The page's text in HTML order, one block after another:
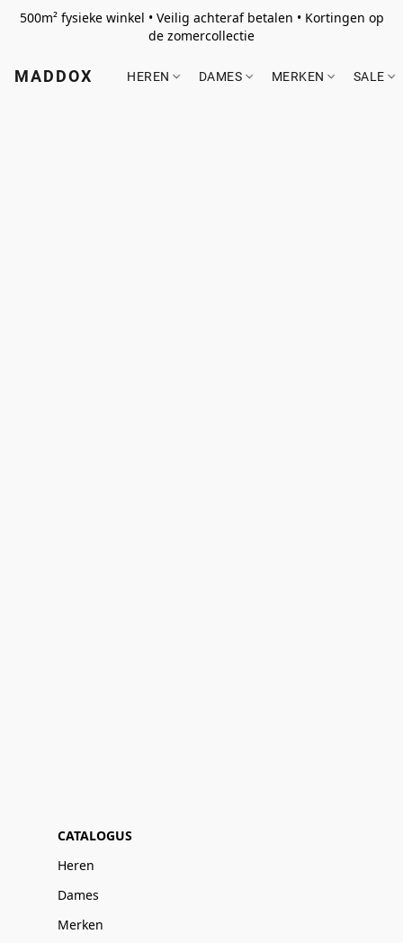
500m² fysieke winkel • Veilig achteraf betalen • Kortingen op
de zomercollectie
MADDOX HEREN DAMES MERKEN SALE
CATALOGUS
Heren
Dames
Merken